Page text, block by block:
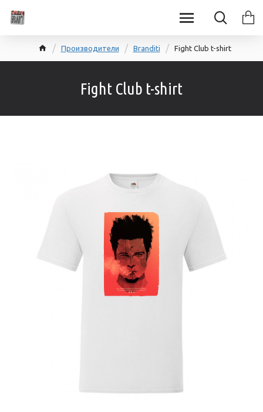
Производители Branditi Fight Club t-shirt
Fight Club t-shirt